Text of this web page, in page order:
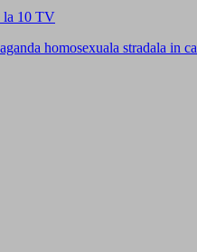
la 10 TV
homosexuala stradala in